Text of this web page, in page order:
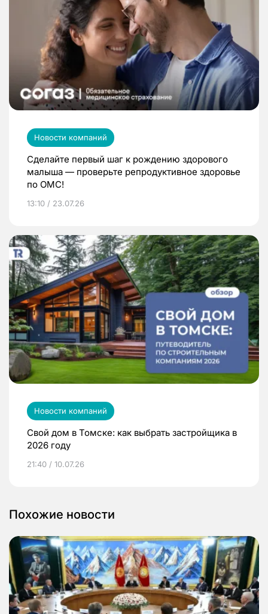
Новости компаний
Сделайте первый шаг к рождению здорового
малыша — проверьте репродуктивное здоровье
по ОМС!
13:10 / 23.07.26
Новости компаний
Свой дом в Томске: как выбрать застройщика в
2026 году
21:40 / 10.07.26
Похожие новости